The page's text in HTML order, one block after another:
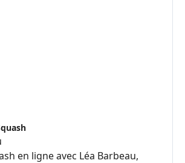
en ligne avec Léa Barbeau,